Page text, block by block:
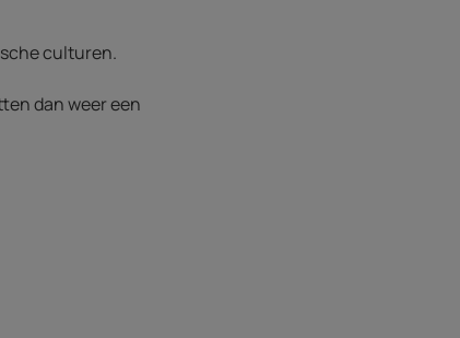
culturen.
dan weer een